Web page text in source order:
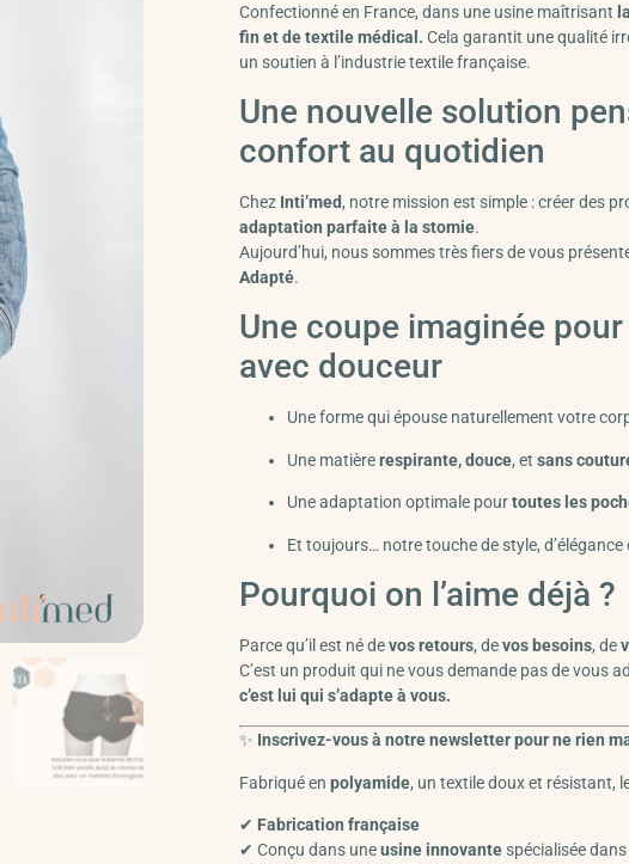
Confectionné en France, dans une usine maîtrisant
fin et de textile médical. Cela garantit une qualité
un soutien à l’industrie textile française.
Une nouvelle solution
confort au quotidien
Chez Inti’med, notre mission est simple : créer des
adaptation parfaite à la stomie.
Aujourd’hui, nous sommes très fiers de vous
Adapté.
Une coupe imaginée
avec douceur
Une forme qui épouse naturellement votre
Une matièrerespirante, douce, et sans
Une adaptation optimale pourtoutes les
Et toujours… notre touche de style, d’élégance
Pourquoi on l’aime déjà ?
Parce qu’il est né devos retours, devos besoins, de
C’est un produit qui ne vous demande pas de vous
c’est lui qui s’adapte à vous.
✨ Inscrivez-vous à notre newsletter pour ne rien
Fabriqué en polyamide, un textile doux et résistant,
✔ Fabrication française
✔ Conçu dans uneusine innovante spécialisée